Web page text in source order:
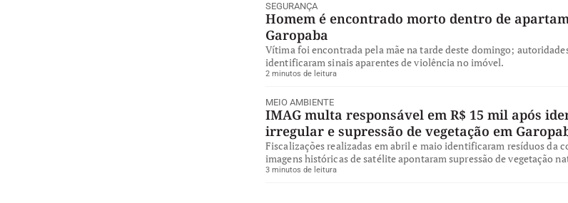
SEGURANÇA
Homem é encontrado morto dentro de
Garopaba
Vítima foi encontrada pela mãe na tarde deste domingo;
identificaram sinais aparentes de violência no imóvel.
2 minutos de leitura
MEIO AMBIENTE
IMAG multa responsável em R$ 15 mil após
irregular e supressão de vegetação em
Fiscalizações realizadas em abril e maio identificaram resíduos da
imagens históricas de satélite apontaram supressão de vegetação
3 minutos de leitura